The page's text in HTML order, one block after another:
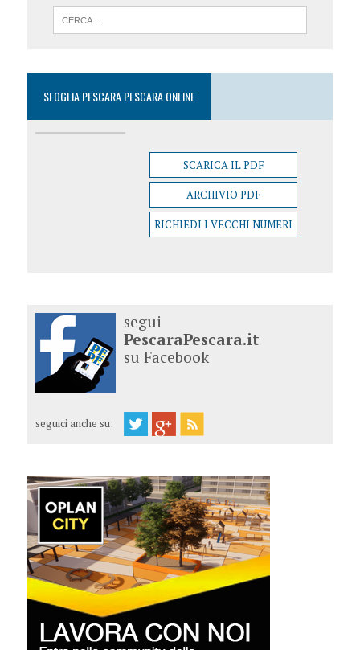
SFOGLIA PESCARA PESCARA ONLINE
SCARICA IL PDF
ARCHIVIO PDF
RICHIEDI I VECCHI NUMERI
segui
PescaraPescara.it
su Facebook
seguici anche su: